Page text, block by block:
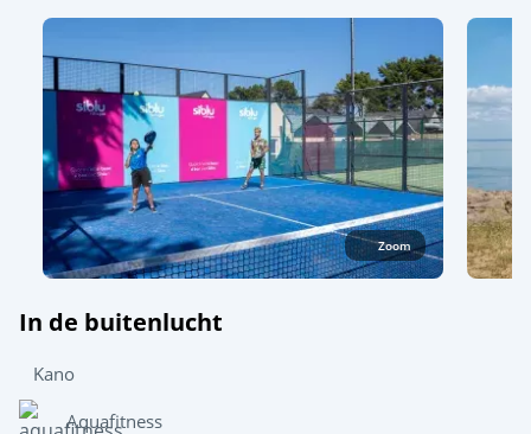
Zoom
In de buitenlucht
Kano
Aquafitness